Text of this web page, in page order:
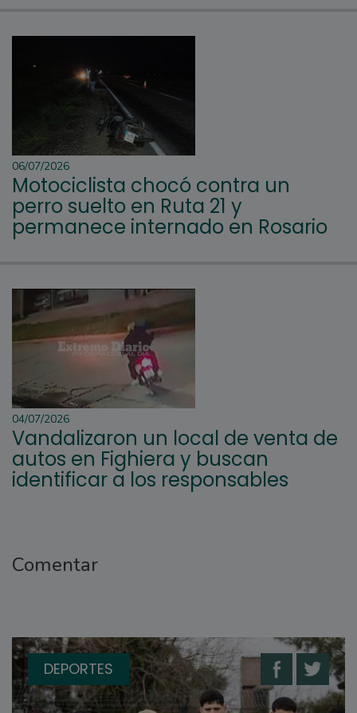
06/07/2026
Motociclista chocó contra un
perro suelto en Ruta 21 y
permanece internado en Rosario
04/07/2026
Vandalizaron un local de venta de
autos en Fighiera y buscan
identificar a los responsables
Comentar
DEPORTES